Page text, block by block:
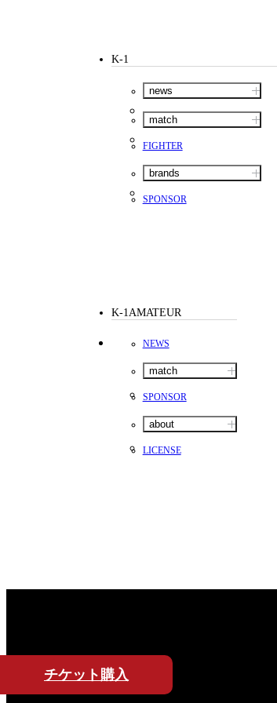
チケット 購入
K-1
news
match
FIGHTER
brands
SPONSOR
K-1AMATEUR
NEWS
match
SPONSOR
about
LICENSE